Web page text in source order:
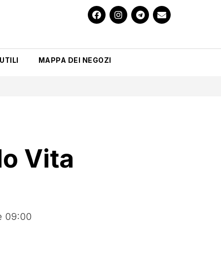
MAPPA DEI NEGOZI
Vita
09:00